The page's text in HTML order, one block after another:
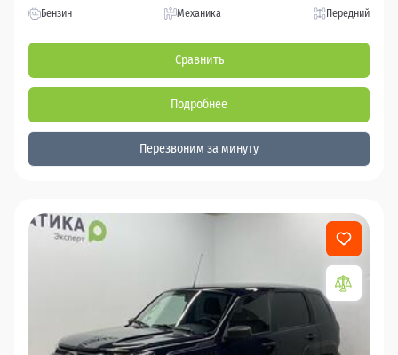
Бензин Механика Передний
Сравнить
Подробнее
Перезвоним за минуту